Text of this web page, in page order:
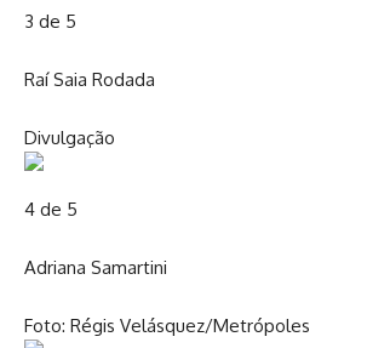
3 de 5
Raí Saia Rodada
Divulgação
4 de 5
Adriana Samartini
Foto: Régis Velásquez/Metrópoles